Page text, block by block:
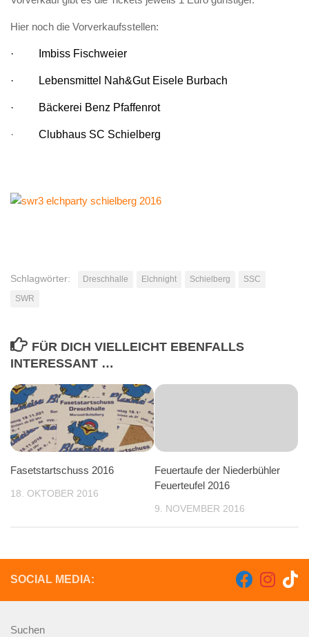
Hier noch die Vorverkaufsstellen:
· Imbiss Fischweier
· Lebensmittel Nah&Gut Eisele Burbach
· Bäckerei Benz Pfaffenrot
· Clubhaus SC Schielberg
Schlagwörter: Dreschhalle Elchnight Schielberg
SSC
SWR
FÜR DICH VIELLEICHT EBENFALLS
INTERESSANT …
Fasetstartschuss 2016
18. OKTOBER 2016
Feuertaufe der Niederbühler
Feuerteufel 2016
9. NOVEMBER 2016
SOCIAL MEDIA:
Suchen